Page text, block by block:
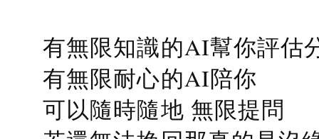
有無限知識的AI幫你評估
有無限耐心的AI陪你
可以隨時隨地 無限提問